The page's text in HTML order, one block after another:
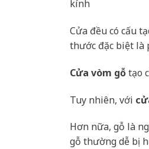
kính
Cửa đều có cấu
thước đặc biệt là
Cửa vòm gỗtạo
Tuy nhiên, với
Hơn nữa, gỗ là
gỗ thường dễ bị